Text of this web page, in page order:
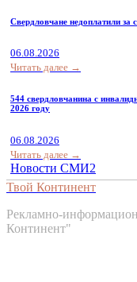
Свердловчане недоплатили за
06.08.2026
Читать далее →
544 свердловчанина с
2026 году
06.08.2026
Читать далее →
Новости СМИ2
Твой Континент
Рекламно-
Континент"